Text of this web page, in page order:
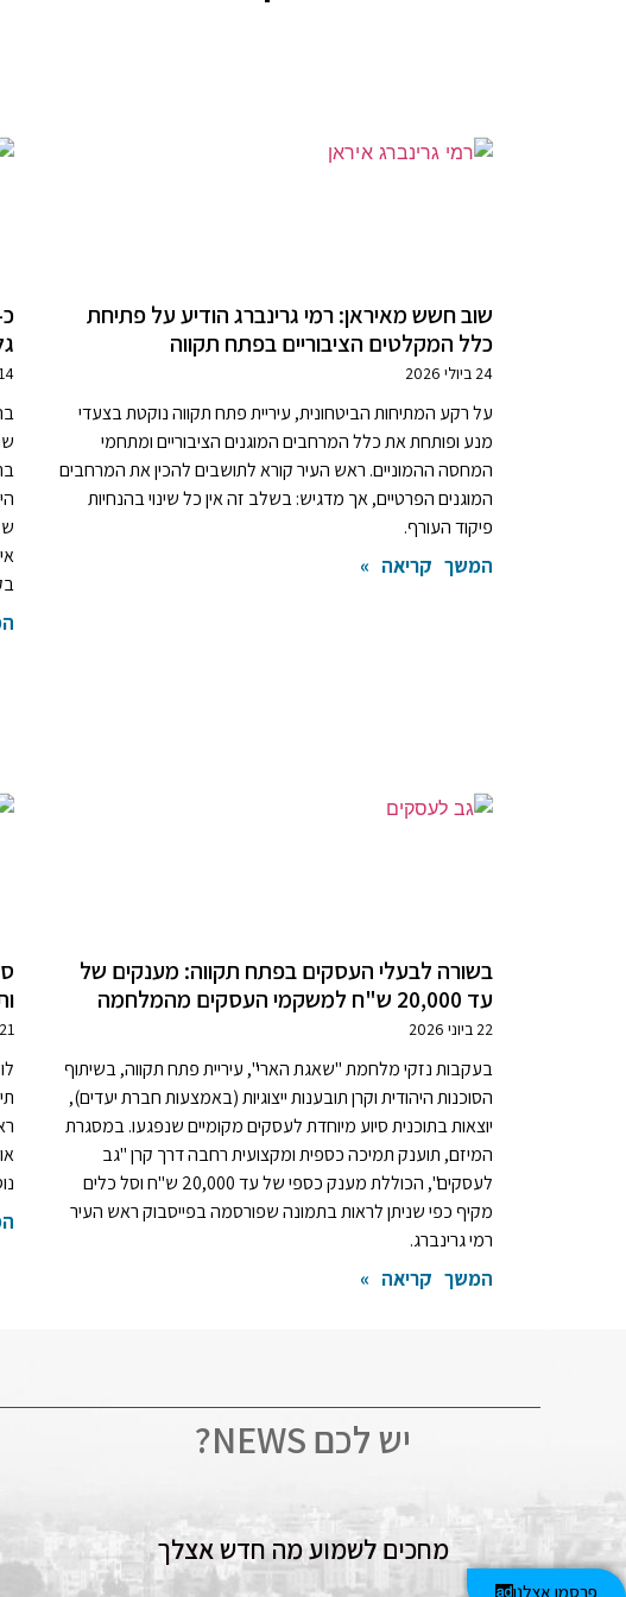
שוב חשש מאיראן: רמי גרינברג הודיע על פתיחת
כלל המקלטים הציבוריים בפתח תקווה
24 ביולי 2026
על רקע המתיחות הביטחונית, עיריית פתח תקווה נוקטת בצעדי
מנע ופותחת את כלל המרחבים המוגנים הציבוריים ומתחמי
המחסה ההמוניים. ראש העיר קורא לתושבים להכין את המרחבים
המוגנים הפרטיים, אך מדגיש: בשלב זה אין כל שינוי בהנחיות
פיקוד העורף.
המשך קריאה »
14 ביולי
בשורה לבעלי העסקים בפתח תקווה: מענקים של
עד 20,000 ש"ח למשקמי העסקים מהמלחמה
22 ביוני 2026
בעקבות נזקי מלחמת "שאגת הארי", עיריית פתח תקווה, בשיתוף
הסוכנות היהודית וקרן תובענות ייצוגיות (באמצעות חברת יעדים),
יוצאות בתוכנית סיוע מיוחדת לעסקים מקומיים שנפגעו. במסגרת
המיזם, תוענק תמיכה כספית ומקצועית רחבה דרך קרן "גב
לעסקים", הכוללת מענק כספי של עד 20,000 ש"ח וסל כלים
מקיף כפי שניתן לראות בתמונה שפורסמה בפייסבוק ראש העיר
רמי גרינברג.
המשך קריאה »
21 ביוני 2026
פרסמו אצלנו
יש לכם NEWS?
מחכים לשמוע מה חדש אצלך